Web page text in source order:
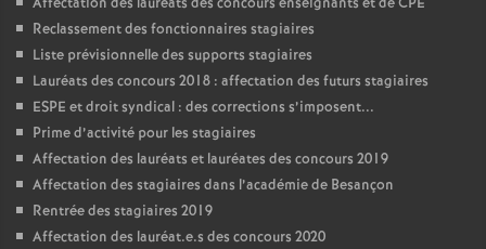
u
r
Reclassement des fonctionnaires stagiaires
Liste prévisionnelle des supports stagiaires
Lauréats des concours 2018 : affectation des futurs stagiaires
ESPE et droit syndical : des corrections s’imposent...
Prime d’activité pour les stagiaires
Affectation des lauréats et lauréates des concours 2019
Affectation des stagiaires dans l’académie de Besançon
Rentrée des stagiaires 2019
Affectation des lauréat.e.s des concours 2020